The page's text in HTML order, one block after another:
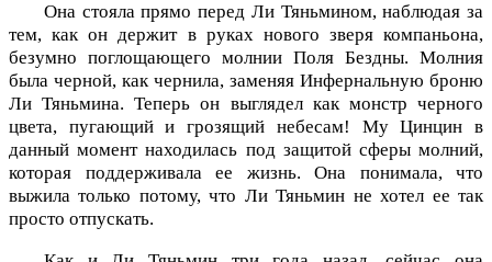
Она стояла прямо перед Ли Тяньмином, наблюдая за
тем, как он держит в руках нового зверя компаньона,
безумно поглощающего молнии Поля Бездны. Молния
была черной, как чернила, заменяя Инфернальную броню
Ли Тяньмина. Теперь он выглядел как монстр черного
цвета, пугающий и грозящий небесам! Му Цинцин в
данный момент находилась под защитой сферы молний,
которая поддерживала ее жизнь. Она понимала, что
выжила только потому, что Ли Тяньмин не хотел ее так
просто отпускать.